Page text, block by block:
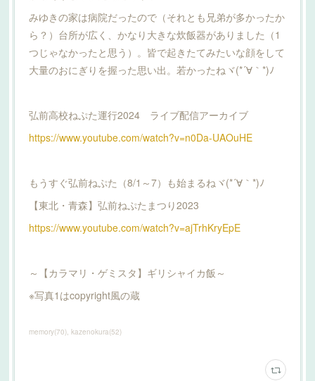
みゆきの家は病院だったので（それとも兄弟が多かったか
ら？）台所が広く、かなり大きな炊飯器がありました（1
つじゃなかったと思う）。皆で起きたてみたいな顔をして
大量のおにぎりを握った思い出。若かったねヾ(*´∀｀*)ﾉ
弘前高校ねぷた運行2024 ライブ配信アーカイブ
https://www.youtube.com/watch?v=n0Da-UAOuHE
もうすぐ弘前ねぷた（8/1～7）も始まるねヾ(*´∀｀*)ﾉ
【東北・青森】弘前ねぷたまつり2023
https://www.youtube.com/watch?v=ajTrhKryEpE
～【カラマリ・ゲミスタ】ギリシャイカ飯～
※写真1はcopyright風の蔵
memory(70) kazenokura(52)